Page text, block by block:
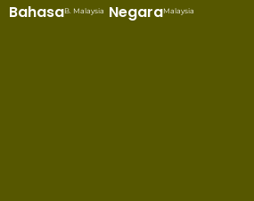
BahasaB. Malaysia NegaraMalaysia